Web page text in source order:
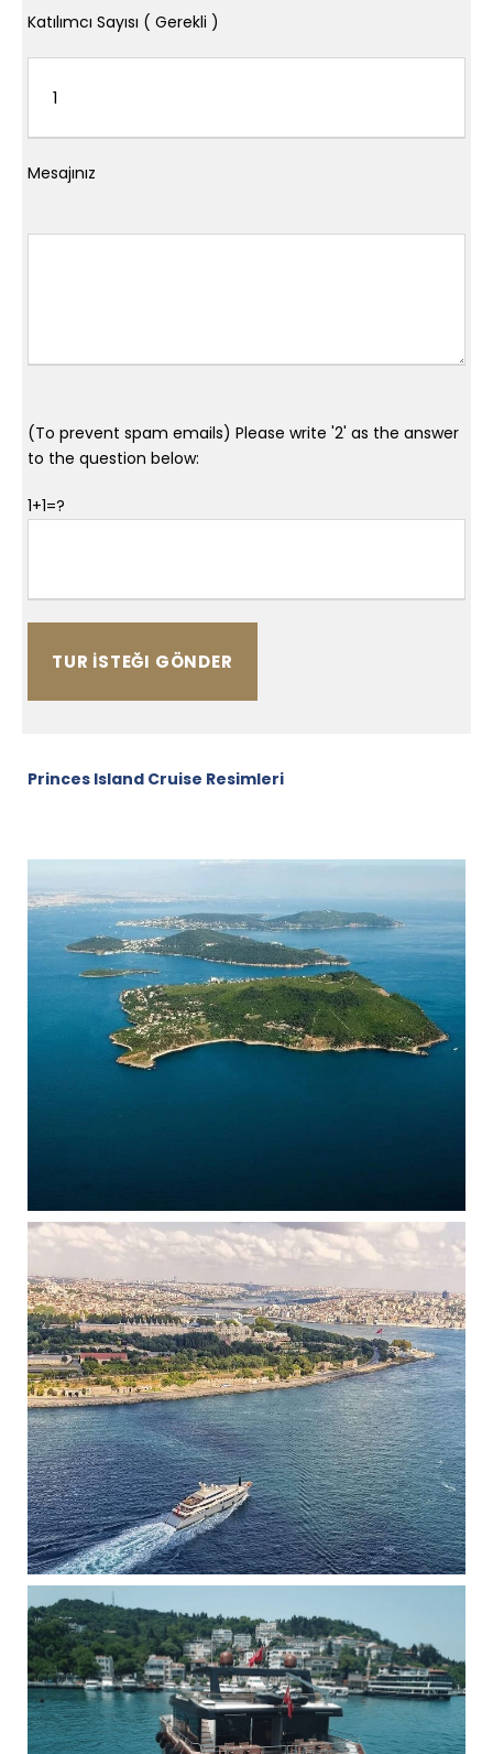
Katılımcı Sayısı ( Gerekli )
Mesajınız
(To prevent spam emails) Please write '2' as the answer
to the question below:
1+1=?
Princes Island Cruise Resimleri